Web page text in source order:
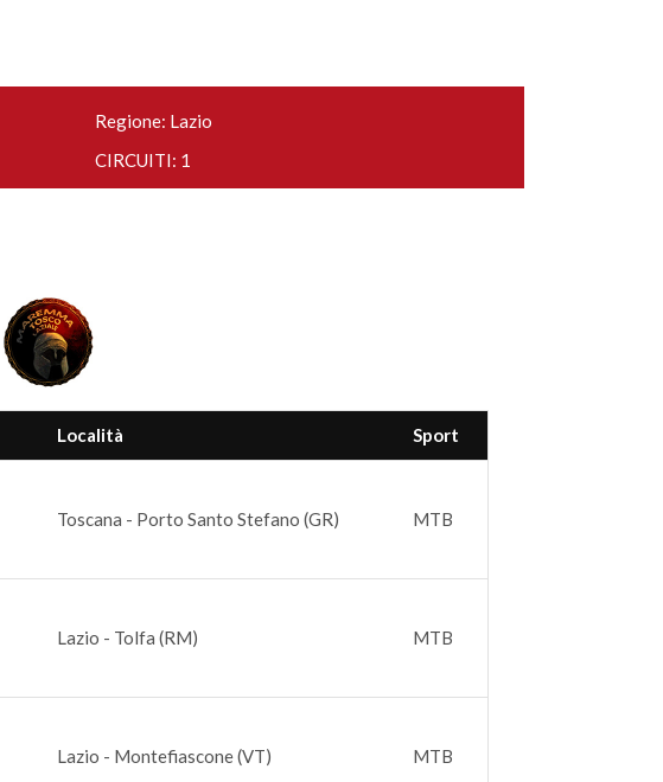
Regione: Lazio
CIRCUITI: 1
Località Sport
Toscana - Porto Santo Stefano (GR) MTB
Lazio - Tolfa (RM) MTB
Lazio - Montefiascone (VT) MTB